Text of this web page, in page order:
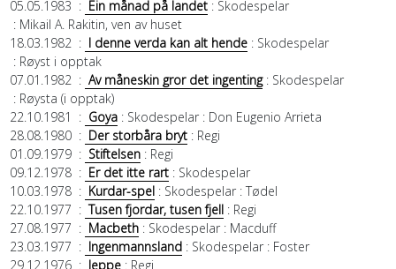
05.05.1983 : Ein månad på landet: Skodespelar
: Mikail A. Rakitin, ven av huset
18.03.1982: I denne verda kan alt hende: Skodespelar
: Røyst i opptak
07.01.1982: Av måneskin gror det ingenting: Skodespelar
: Røysta (i opptak)
22.10.1981
: Goya: Skodespelar: Don Eugenio Arrieta
28.08.1980: Der storbåra bryt: Regi
01.09.1979: Stiftelsen: Regi
09.12.1978: Er det itte rart: Skodespelar
10.03.1978: Kurdar-spel: Skodespelar: Tødel
22.10.1977 : Tusen fjordar, tusen fjell: Regi
27.08.1977 : Macbeth: Skodespelar: Macduff
23.03.1977 : Ingenmannsland: Skodespelar: Foster
29.12.1976: Jeppe: Regi